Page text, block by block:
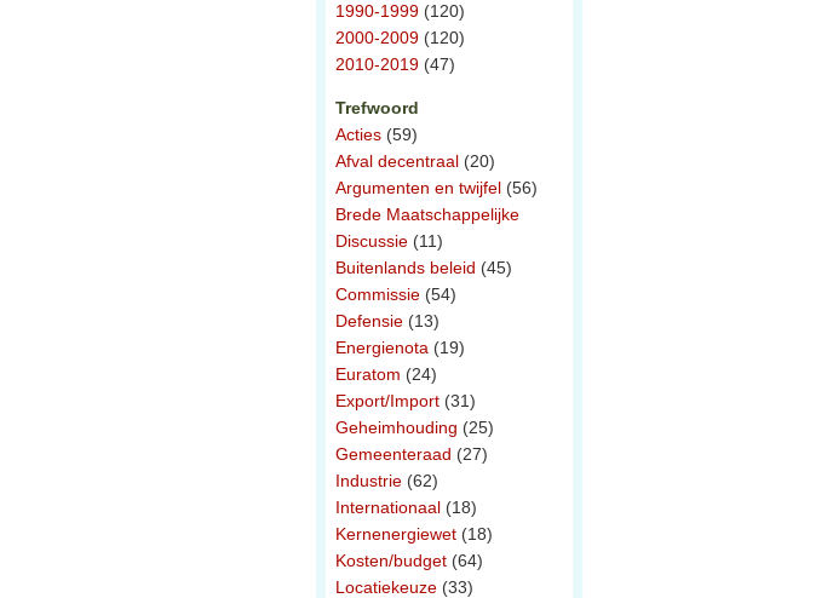
1990-1999 (120)
2000-2009 (120)
2010-2019 (47)
Trefwoord
Acties (59)
Afval decentraal (20)
Argumenten en twijfel (56)
Brede Maatschappelijke
Discussie (11)
Buitenlands beleid (45)
Commissie (54)
Defensie (13)
Energienota (19)
Euratom (24)
Export/Import (31)
Geheimhouding (25)
Gemeenteraad (27)
Industrie (62)
Internationaal (18)
Kernenergiewet (18)
Kosten/budget (64)
Locatiekeuze (33)